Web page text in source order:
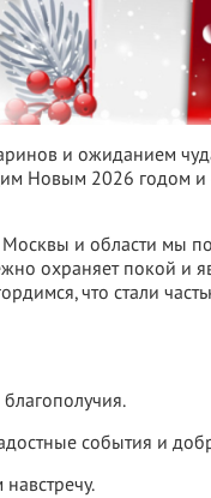
и ожиданием
Новым 2026 годом и
Москвы и области мы
охраняет покой и
что стали
события и